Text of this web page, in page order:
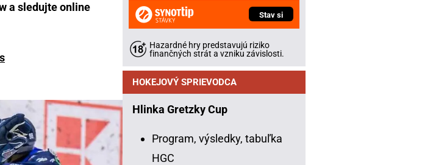
a sledujte online
Stav si
Hazardné hry predstavujú riziko
finančných strát a vzniku závislosti.
HOKEJOVÝ SPRIEVODCA
Hlinka Gretzky Cup
Program, výsledky, tabuľka
HGC